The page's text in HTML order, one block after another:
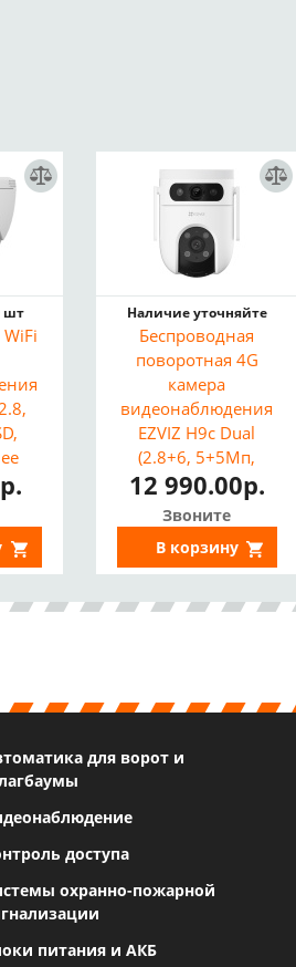
шт
в
Наличие уточняйте
Беспроводная
поворотная 4G
камера
видеонаблюдения
EZVIZ H9c Dual
(2.8+6, 5+5Мп,
360°, SD,
Двустороннее
аудио, Цвет в
темноте, ИИ)
12 990.00р.
Звоните
В корзину
для ворот и
доступа
охранно-пожарной
питания и АКБ